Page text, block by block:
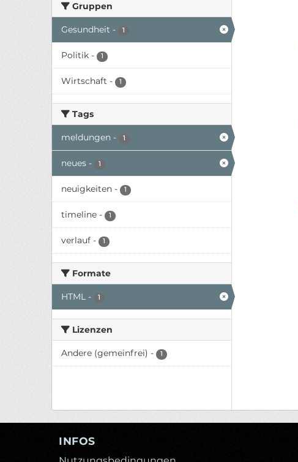
Gruppen
Gesundheit - 1
Politik - 1
Wirtschaft - 1
Tags
meldungen - 1
neues - 1
neuigkeiten - 1
timeline - 1
verlauf - 1
Formate
HTML - 1
Lizenzen
Andere (gemeinfrei) - 1
INFOS